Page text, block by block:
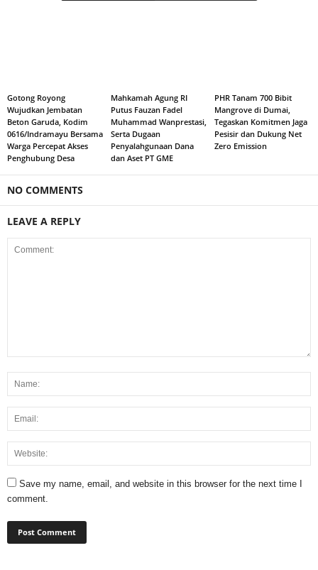
Gotong Royong
Wujudkan Jembatan
Beton Garuda, Kodim
0616/Indramayu Bersama
Warga Percepat Akses
Penghubung Desa
Mahkamah Agung RI
Putus Fauzan Fadel
Muhammad Wanprestasi,
Serta Dugaan
Penyalahgunaan Dana
dan Aset PT GME
PHR Tanam 700 Bibit
Mangrove di Dumai,
Tegaskan Komitmen Jaga
Pesisir dan Dukung Net
Zero Emission
NO COMMENTS
LEAVE A REPLY
Save my name, email, and website in this browser for the next time I
comment.